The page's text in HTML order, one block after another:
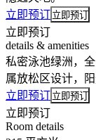
立即预订 立即预订
立即预订
details & amenities
私密泳池绿洲，
属放松区设计，
立即预订 立即预订
立即预订
Room details